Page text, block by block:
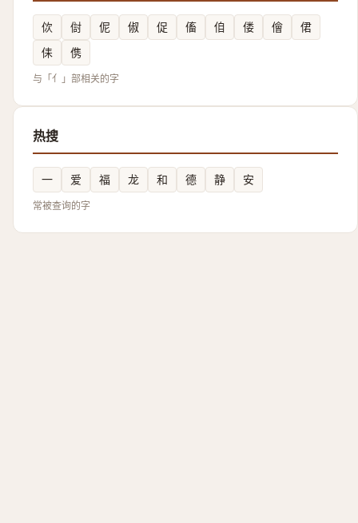
佽 傠 伲 俶 促 傗 㑑 偻 儈
侰
㑍
㑺
与「亻」部相关的字
热搜
一 爱 福 龙 和 德 静 安
常被查询的字